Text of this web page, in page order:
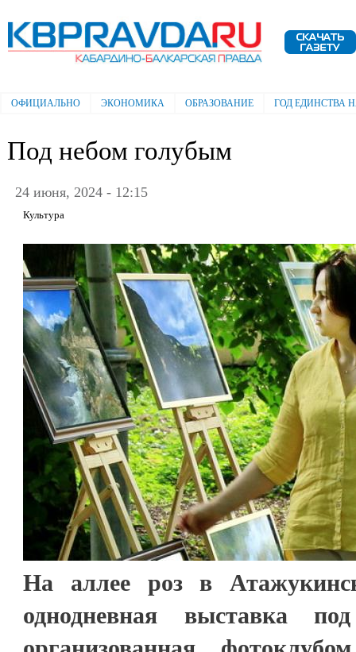
Электронная газета "Кабардино-
Балкарская правда"
Главное меню
ОФИЦИАЛЬНО ЭКОНОМИКА ОБРАЗОВАНИЕ ГОД ЕДИНСТВА
Под небом голубым
24 июня, 2024 - 12:15
Культура
На аллее роз в
однодневная выставка